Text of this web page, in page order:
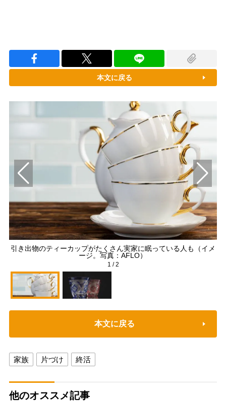
本文に戻る
引き出物のティーカップがたくさん実家に眠っている人も（イメ
ージ。写真：AFLO）
1 /2
本文に戻る
家族 片づけ 終活
他のオススメ記事